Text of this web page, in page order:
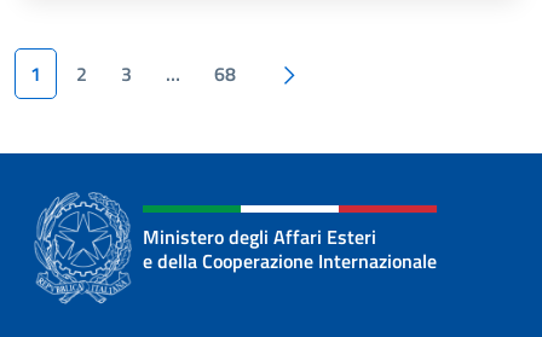
1 2 3 … 68
Ministero degli Affari Esteri
e della Cooperazione Internazionale